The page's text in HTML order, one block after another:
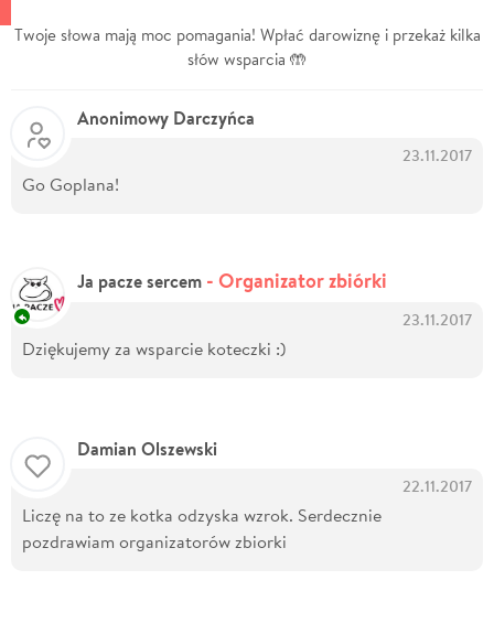
Twoje słowa mają moc pomagania! Wpłać darowiznę i przekaż kilka
słów wsparcia 🤲
Anonimowy Darczyńca
23.11.2017
Go Goplana!
Ja pacze sercem - Organizator zbiórki
23.11.2017
Dziękujemy za wsparcie koteczki :)
Damian Olszewski
22.11.2017
Liczę na to ze kotka odzyska wzrok. Serdecznie
pozdrawiam organizatorów zbiorki